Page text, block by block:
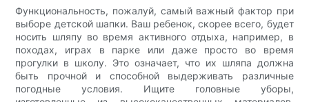
Функциональность, пожалуй, самый важный фактор при
выборе детской шапки. Ваш ребенок, скорее всего, будет
носить шляпу во время активного отдыха, например, в
походах, играх в парке или даже просто во время
прогулки в школу. Это означает, что их шляпа должна
быть прочной и способной выдерживать различные
погодные условия. Ищите головные уборы,